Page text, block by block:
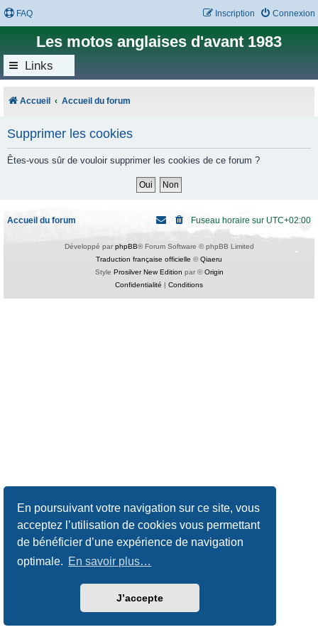
En poursuivant votre navigation sur ce site, vous
acceptez l’utilisation de cookies vous permettant
de bénéficier d’une expérience de navigation
optimale. En savoir plus…
J’accepte
FAQ Connexion
Inscription
Les motos anglaises d'avant 1983
Links
Accueil Accueil du forum
Supprimer les cookies
Êtes-vous sûr de vouloir supprimer les cookies de ce forum ?
Accueil du forum Fuseau horaire sur UTC+02:00
Développé par phpBB® Forum Software © phpBB Limited
Traduction française officielle ©Qiaeru
Style Prosilver New Edition par ©Origin
Confidentialité | Conditions